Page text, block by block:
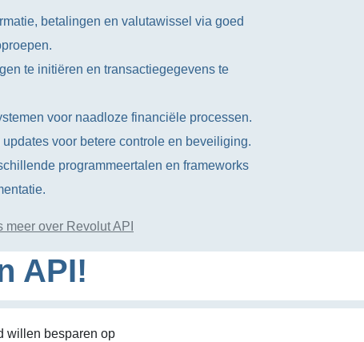
betalingen en valutawissel via goed
te initiëren en transactiegegevens te
voor naadloze financiële processen.
voor betere controle en beveiliging.
programmeertalen en frameworks
meer over Revolut API
API!
willen besparen op